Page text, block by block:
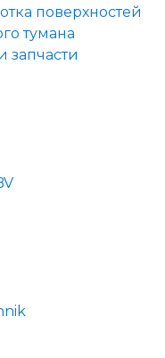
поверхностей
тумана